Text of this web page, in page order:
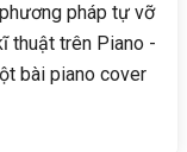
pháp tự vỡ
thuật trên Piano -
bài piano cover